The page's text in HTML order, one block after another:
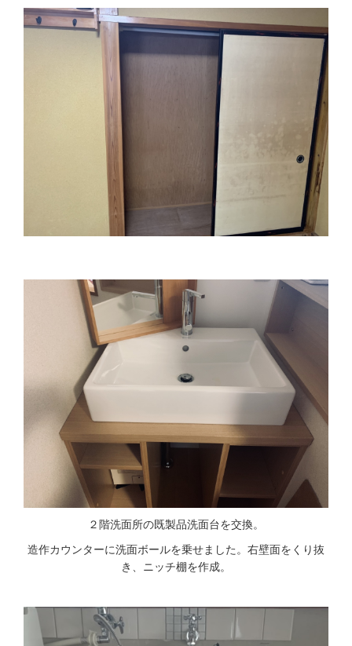
２階洗面所の既製品洗面台を交換。
造作カウンターに洗面ボールを乗せました。右壁面をくり抜
き、ニッチ棚を作成。